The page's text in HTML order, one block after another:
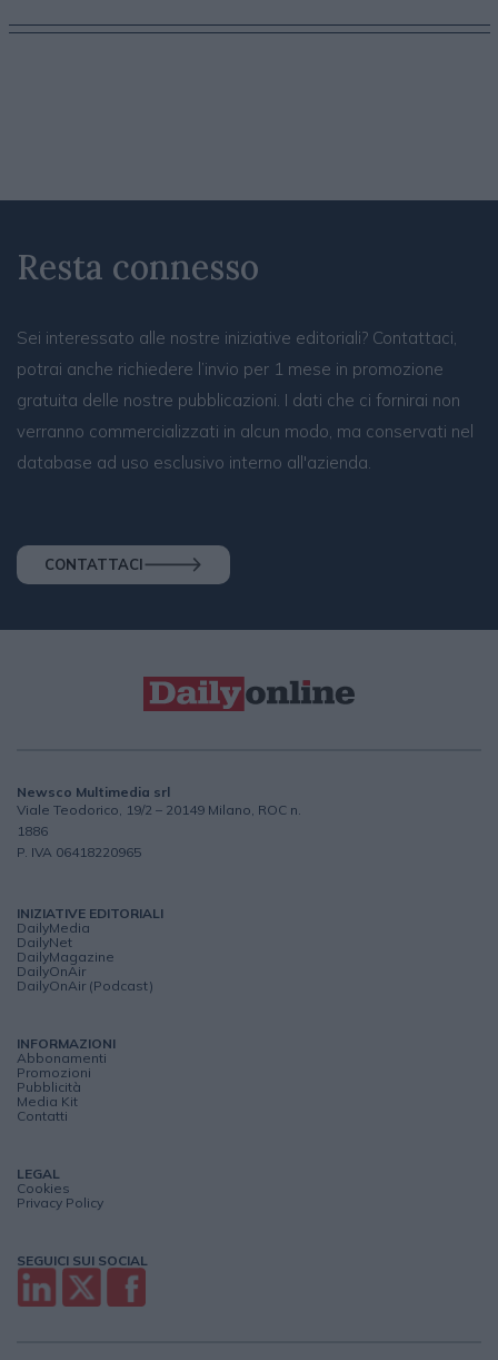
Resta connesso
Sei interessato alle nostre iniziative editoriali? Contattaci,
potrai anche richiedere l’invio per 1 mese in promozione
gratuita delle nostre pubblicazioni. I dati che ci fornirai non
verranno commercializzati in alcun modo, ma conservati nel
database ad uso esclusivo interno all'azienda.
CONTATTACI
Newsco Multimedia srl
Viale Teodorico, 19/2 – 20149 Milano, ROC n.
1886
P. IVA 06418220965
INIZIATIVE EDITORIALI
DailyMedia
DailyNet
DailyMagazine
DailyOnAir
DailyOnAir (Podcast)
INFORMAZIONI
Abbonamenti
Promozioni
Pubblicità
Media Kit
Contatti
LEGAL
Cookies
Privacy Policy
SEGUICI SUI SOCIAL